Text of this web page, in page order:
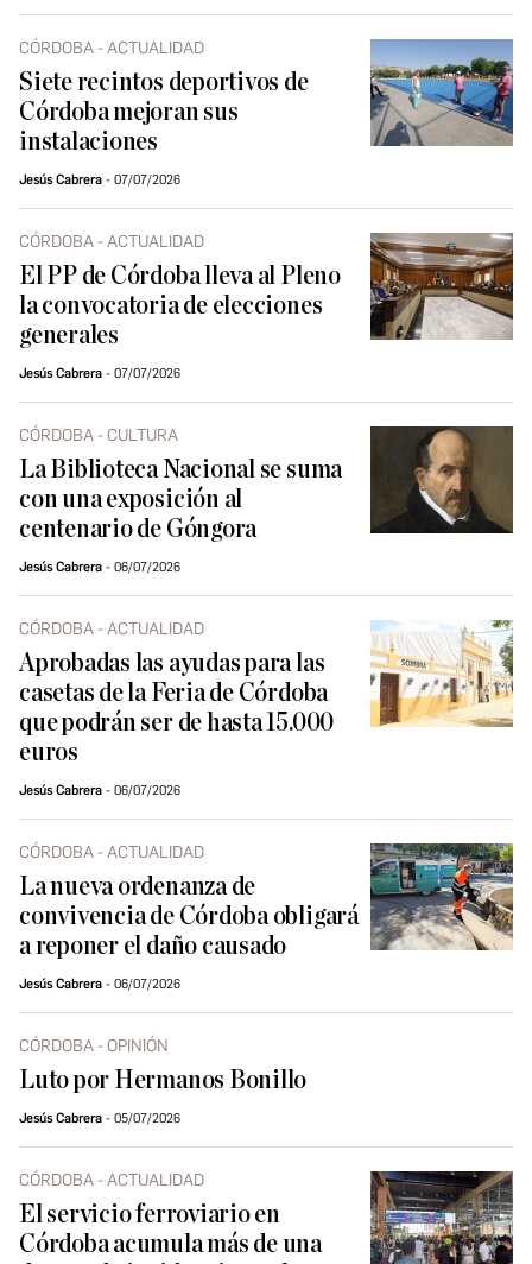
CÓRDOBA - ACTUALIDAD
Siete recintos deportivos de
Córdoba mejoran sus
instalaciones
Jesús Cabrera 07/07/2026
CÓRDOBA - ACTUALIDAD
El PP de Córdoba lleva al Pleno
la convocatoria de elecciones
generales
Jesús Cabrera 07/07/2026
CÓRDOBA - CULTURA
La Biblioteca Nacional se suma
con una exposición al
centenario de Góngora
Jesús Cabrera 06/07/2026
CÓRDOBA - ACTUALIDAD
Aprobadas las ayudas para las
casetas de la Feria de Córdoba
que podrán ser de hasta 15.000
euros
Jesús Cabrera 06/07/2026
CÓRDOBA - ACTUALIDAD
La nueva ordenanza de
convivencia de Córdoba obligará
a reponer el daño causado
Jesús Cabrera 06/07/2026
CÓRDOBA - OPINIÓN
Luto por Hermanos Bonillo
Jesús Cabrera 05/07/2026
CÓRDOBA - ACTUALIDAD
El servicio ferroviario en
Córdoba acumula más de una